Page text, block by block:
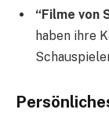
“Filme von
haben ihre